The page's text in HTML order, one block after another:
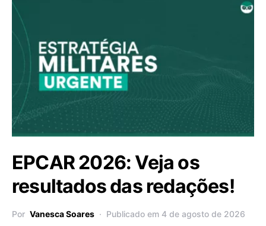
EPCAR 2026: Veja os
resultados das redações!
Por Vanesca Soares Publicado em 4 de agosto de 2026